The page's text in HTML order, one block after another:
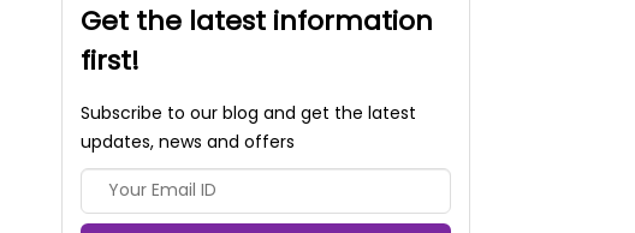
Get the latest information
first!
Subscribe to our blog and get the latest
updates, news and offers